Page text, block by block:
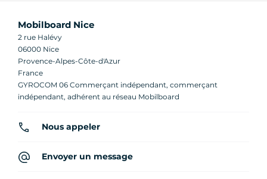
Mobilboard Nice
2 rue Halévy
06000 Nice
Provence-Alpes-Côte-d'Azur
France
GYROCOM 06 Commerçant indépendant, commerçant
indépendant, adhérent au réseau Mobilboard
Nous appeler
Envoyer un message